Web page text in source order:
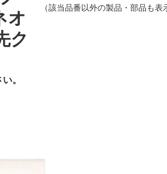
オ
ク
。
（該当品番以外の製品・部品も表